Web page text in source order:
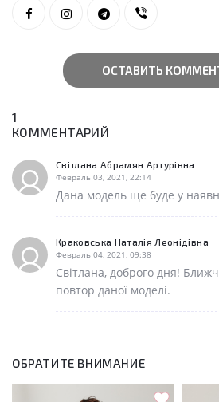
ОСТАВИТЬ
1
КОММЕНТАРИЙ
Світлана Абрамян Артурівна
Февраль 03, 2021, 22:14
Дана модель ще буде у
Краковська Наталія Леонідівна
Февраль 04, 2021, 09:38
Світлана, доброго дня!
повтор даної моделі.
ОБРАТИТЕ ВНИМАНИЕ